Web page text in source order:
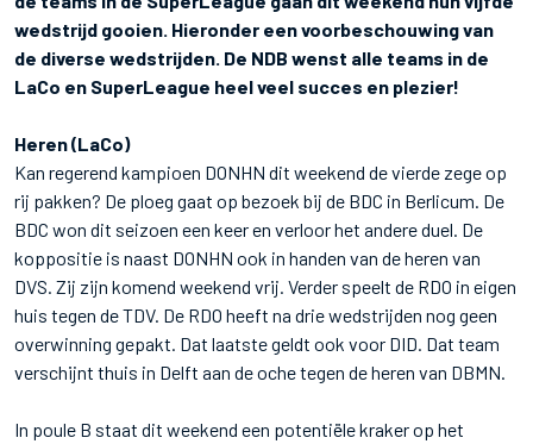
wedstrijd gooien. Hieronder een voorbeschouwing van
de diverse wedstrijden. De NDB wenst alle teams in de
LaCo en SuperLeague heel veel succes en plezier!
Heren (LaCo)
Kan regerend kampioen DONHN dit weekend de vierde zege op
rij pakken? De ploeg gaat op bezoek bij de BDC in Berlicum. De
BDC won dit seizoen een keer en verloor het andere duel. De
koppositie is naast DONHN ook in handen van de heren van
DVS. Zij zijn komend weekend vrij. Verder speelt de RDO in eigen
huis tegen de TDV. De RDO heeft na drie wedstrijden nog geen
overwinning gepakt. Dat laatste geldt ook voor DID. Dat team
verschijnt thuis in Delft aan de oche tegen de heren van DBMN.
In poule B staat dit weekend een potentiële kraker op het